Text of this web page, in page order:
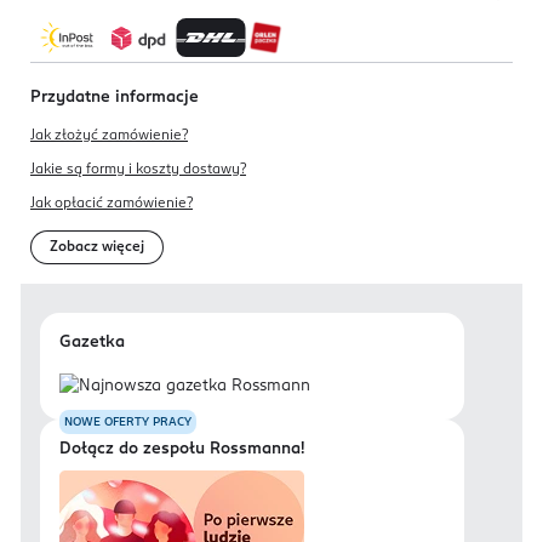
Przydatne informacje
Jak złożyć zamówienie?
Jakie są formy i koszty dostawy?
Jak opłacić zamówienie?
Zobacz więcej
Gazetka
NOWE OFERTY PRACY
Dołącz do zespołu Rossmanna!